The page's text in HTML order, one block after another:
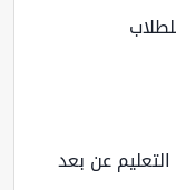
عن بعد